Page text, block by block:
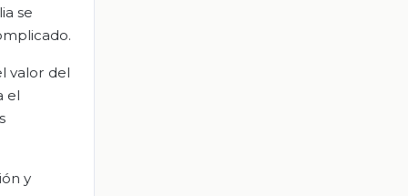
se
valor del
el
y